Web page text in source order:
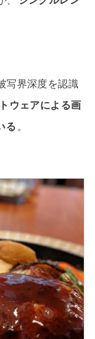
写界深度を認識
ウェアによる画
る 。